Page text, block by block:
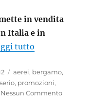
in vendita
Italia e in
tutto
Tag
aerei, bergamo,
, promozioni,
Nessun Commento